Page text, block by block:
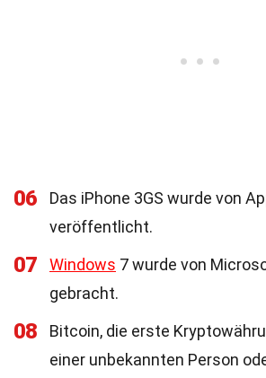
06
Das iPhone 3GS wurde von
veröffentlicht.
07 Windows 7 wurde von
gebracht.
08
Bitcoin, die erste
einer unbekannten Person